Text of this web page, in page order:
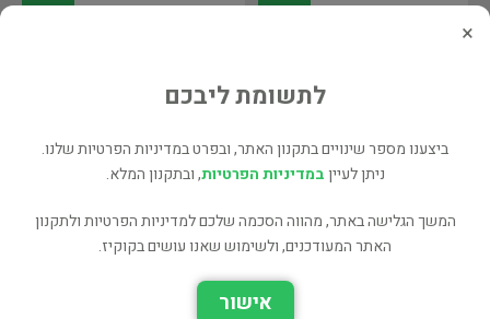
הקדשת המחבר/מתרגם
חתימת המחבר
×
לתשומת ליבכם
ביצענו מספר שינויים בתקנון האתר, ובפרט במדיניות הפרטיות שלנו.
ניתן לעייןבמדיניות הפרטיות, ובתקנון המלא.
המשך הגלישה באתר, מהווה הסכמה שלכם למדיניות הפרטיות ולתקנון
האתר המעודכנים, ולשימוש שאנו עושים בקוקיז.
אישור